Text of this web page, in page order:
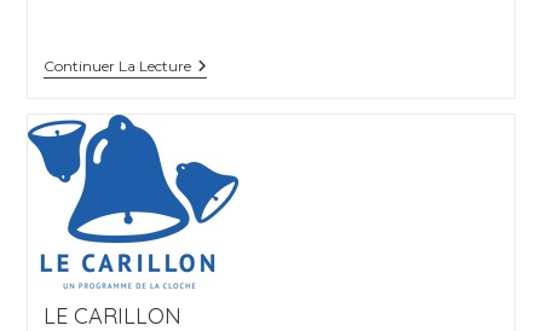
Continuer La LectureSyprès
–
LE CARILLON